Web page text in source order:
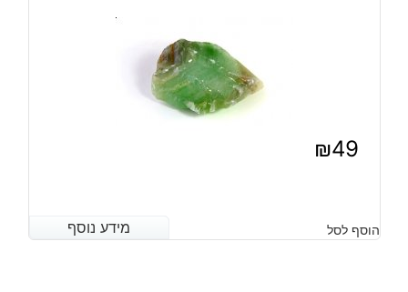
₪49
מידע נוסף הוסף לסל מידע נוסף